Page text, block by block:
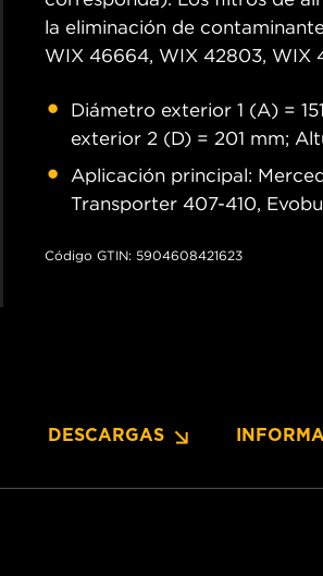
la eliminación de
WIX 46664, WIX 42803, WIX
Diámetro exterior 1 (A) =
exterior 2 (D) = 201 mm;
Aplicación principal:
Transporter 407-410,
Código GTIN: 5904608421623
DESCARGAS